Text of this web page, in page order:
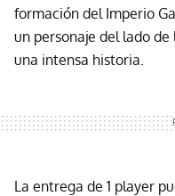
formación del Imperio
un personaje del lado
una intensa historia.
La entrega de 1 player